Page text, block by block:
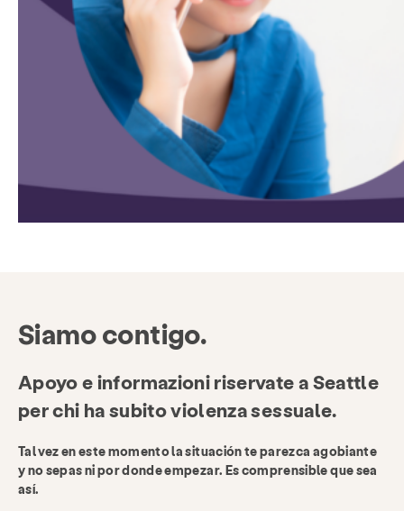
Siamo contigo.
Apoyo e informazioni riservate a Seattle
per chi ha subito violenza sessuale.
Tal vez en este momento la situación te parezca agobiante
y no sepas ni por donde empezar. Es comprensible que sea
así.